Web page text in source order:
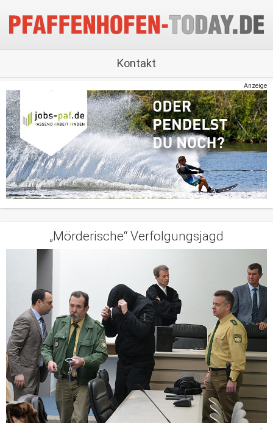
Kontakt
Anzeige
„Mörderische“ Verfolgungsjagd